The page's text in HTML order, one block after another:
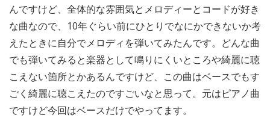
んですけど、全体的な雰囲気とメロディーとコードが好き
な曲なので、10年ぐらい前にひとりでなにかできないか考
えたときに自分でメロディを弾いてみたんです。どんな曲
でも弾いてみると楽器として鳴りにくいところや綺麗に聴
こえない箇所とかあるんですけど、この曲はベースでもす
ごく綺麗に聴こえたのですごいなと思って。元はピアノ曲
ですけど今回はベースだけでやってます。